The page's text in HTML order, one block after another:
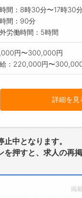
間：8時30分〜17時30
間：90分
労働時間：5時間
円〜300,000円
：220,000円〜
詳細を見
中となります。
を押すと、求人の再
掲